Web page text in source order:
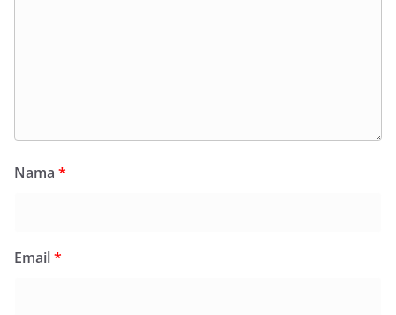
Nama *
Email*